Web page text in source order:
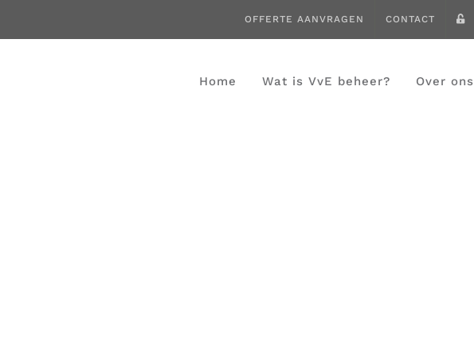
OFFERTE AANVRAGEN CONTACT
Home Wat is VvE beheer? Over ons